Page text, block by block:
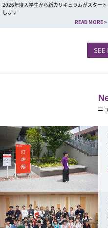
2026年度入学生から新カリキュラムがスタート
します
READ MORE >
SEE
ニ